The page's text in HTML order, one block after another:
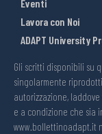
Eventi
Lavora con Noi
ADAPT University
Gli scritti disponibili su
singolarmente
autorizzazione,
e a condizione che sia
www.bollettinoadapt.it